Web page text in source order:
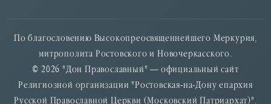
По благословению Высокопреосвященнейшего Меркурия,
митрополита Ростовского и Новочеркасского.
© 2026 "Дон Православный" — официальный сайт
Религиозной организации "Ростовская-на-Дону епархия